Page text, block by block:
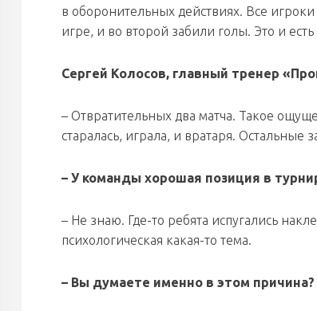
в оборонительных действиях. Все
игре, и во второй забили голы. Это и
Сергей Колосов, главный тренер
– Отвратительных два матча. Такое
старалась, играла, и вратаря.
– У команды хорошая позиция в
– Не знаю. Где-то ребята испугались
психологическая какая-то тема.
– Вы думаете именно в этом причина?